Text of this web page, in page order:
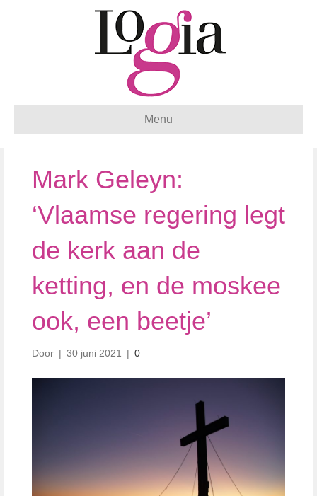
Menu
Mark Geleyn:
‘Vlaamse regering legt
de kerk aan de
ketting, en de moskee
ook, een beetje’
Door | 30 juni 2021 | 0